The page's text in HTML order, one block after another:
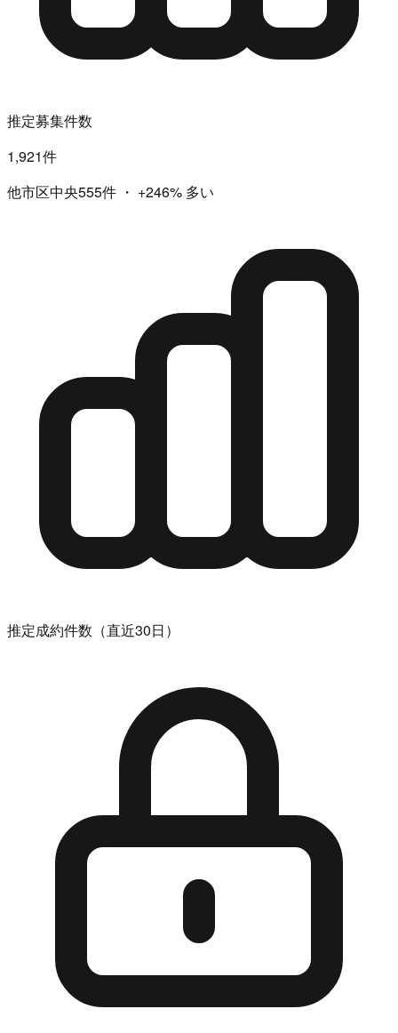
推定募集件数
1,921件
他市区中央555件 ・ +246% 多い
推定成約件数（直近30日）